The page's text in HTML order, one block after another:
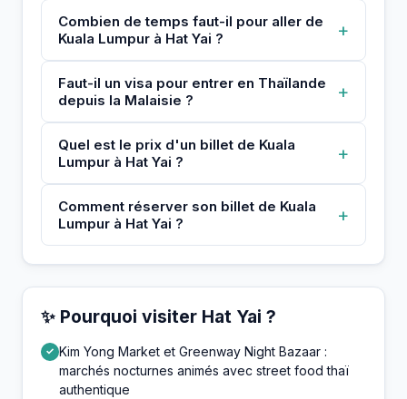
Combien de temps faut-il pour aller de
Kuala Lumpur à Hat Yai ?
+
Faut-il un visa pour entrer en Thaïlande
depuis la Malaisie ?
+
Quel est le prix d'un billet de Kuala
Lumpur à Hat Yai ?
+
Comment réserver son billet de Kuala
Lumpur à Hat Yai ?
+
✨ Pourquoi visiter Hat Yai ?
✓ Kim Yong Market et Greenway Night Bazaar :
marchés nocturnes animés avec street food thaï
authentique